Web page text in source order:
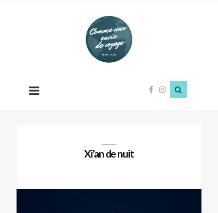
Comme
une
envie
de
Xi’an de nuit